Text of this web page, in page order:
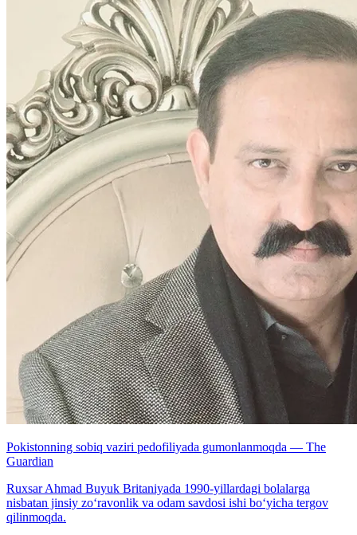
Pokistonning sobiq vaziri pedofiliyada gumonlanmoqda — The
Guardian
Ruxsar Ahmad Buyuk Britaniyada 1990-yillardagi bolalarga
nisbatan jinsiy zo‘ravonlik va odam savdosi ishi bo‘yicha tergov
qilinmoqda.